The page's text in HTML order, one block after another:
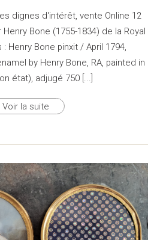
dignes d'intérêt, vente Online 12
Bone (1755-1834) de la Royal
Henry Bone pinxit / April 1794,
by Henry Bone, RA, painted in
état), adjugé 750 [...]
Voir la suite